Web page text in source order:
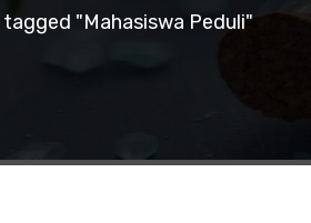
"Mahasiswa Peduli"